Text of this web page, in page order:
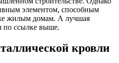
элементом, способным
жилым домам. А лучшая
по ссылке выше.
кровли